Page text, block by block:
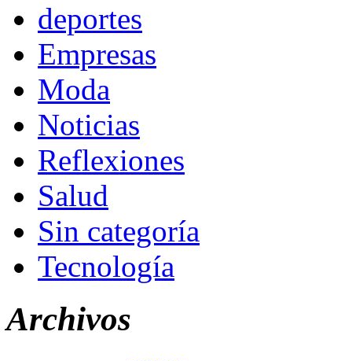
deportes
Empresas
Moda
Noticias
Reflexiones
Salud
Sin categoría
Tecnología
Archivos